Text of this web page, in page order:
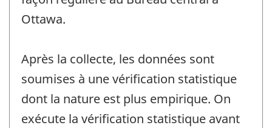
Ottawa.
Après la collecte, les données sont
soumises à une vérification statistique
dont la nature est plus empirique. On
exécute la vérification statistique avant